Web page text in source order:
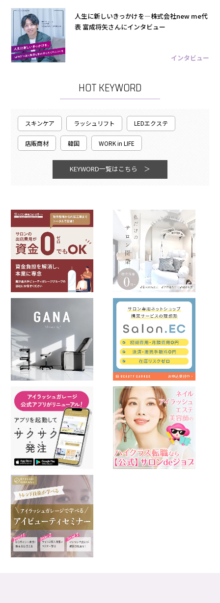
人生に新しいきっかけを―株式会社new me代
表 富成将矢さんにインタビュー
インタビュー
HOT KEYWORD
スキンケア ラッシュリフト LEDエクステ
店販商材 韓国 WORK in LIFE
KEYWORD一覧はこちら